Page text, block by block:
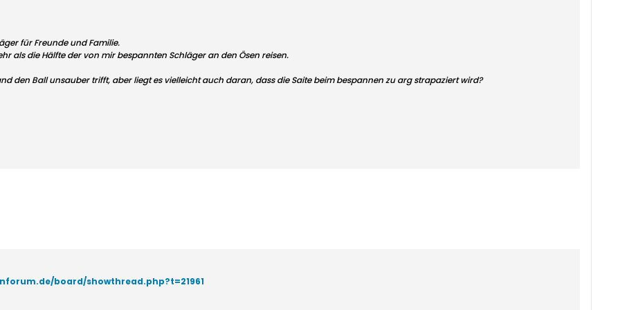
für Freunde und Familie.
als die Hälfte der von mir bespannten Schläger an den Ösen reisen.
den Ball unsauber trifft, aber liegt es vielleicht auch daran, dass die Saite beim bespannen zu arg strapaziert wird?
board/showthread.php?t=21961